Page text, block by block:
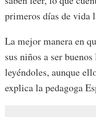
primeros días de vida
La mejor manera en
sus niños a ser
leyéndoles, aunque
explica la pedagoga